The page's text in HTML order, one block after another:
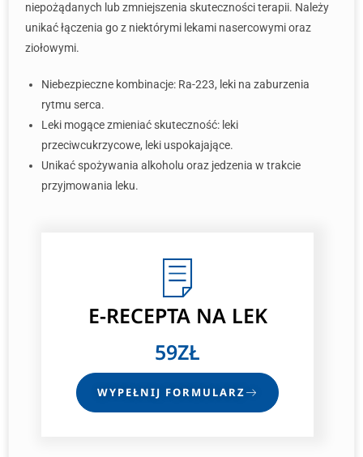
niepożądanych lub zmniejszenia skuteczności terapii. Należy
unikać łączenia go z niektórymi lekami nasercowymi oraz
ziołowymi.
Niebezpieczne kombinacje: Ra-223, leki na zaburzenia
rytmu serca.
Leki mogące zmieniać skuteczność: leki
przeciwcukrzycowe, leki uspokajające.
Unikać spożywania alkoholu oraz jedzenia w trakcie
przyjmowania leku.
E-RECEPTA NA LEK
59ZŁ
WYPEŁNIJ FORMULARZ